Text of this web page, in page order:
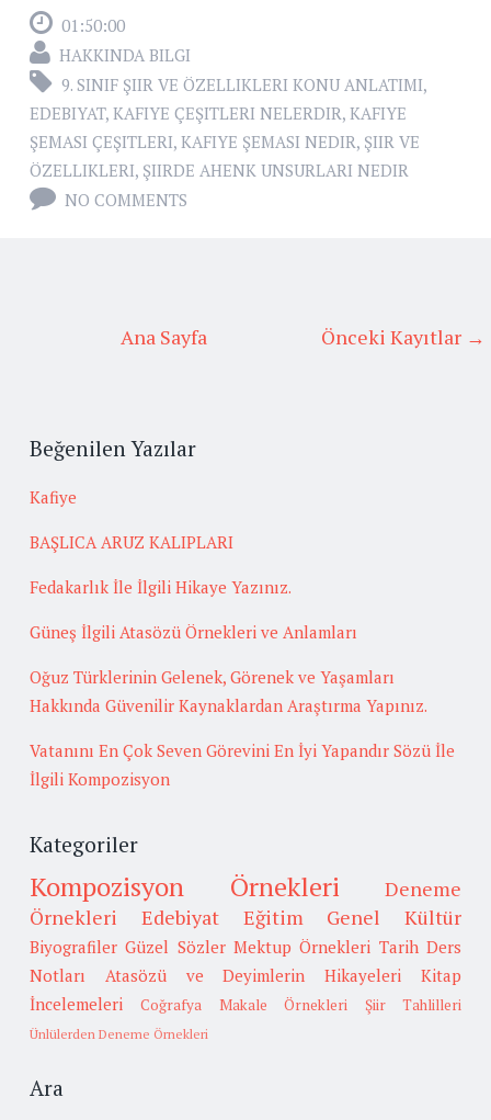
01:50:00
HAKKINDA BILGI
9. SINIF ŞIIR VE ÖZELLIKLERI KONU ANLATIMI,
EDEBIYAT, KAFIYE ÇEŞITLERI NELERDIR, KAFIYE
ŞEMASI ÇEŞITLERI, KAFIYE ŞEMASI NEDIR, ŞIIR VE
ÖZELLIKLERI, ŞIIRDE AHENK UNSURLARI NEDIR
NO COMMENTS
Önceki Kayıtlar →
Ana Sayfa
Beğenilen Yazılar
Kafiye
BAŞLICA ARUZ KALIPLARI
Fedakarlık İle İlgili Hikaye Yazınız.
Güneş İlgili Atasözü Örnekleri ve Anlamları
Oğuz Türklerinin Gelenek, Görenek ve Yaşamları
Hakkında Güvenilir Kaynaklardan Araştırma Yapınız.
Vatanını En Çok Seven Görevini En İyi Yapandır Sözü İle
İlgili Kompozisyon
Kategoriler
Kompozisyon Örnekleri
Deneme
Örnekleri
Edebiyat Eğitim Genel Kültür
Biyografiler Güzel Sözler Mektup Örnekleri Tarih Ders
Notları
Atasözü ve Deyimlerin Hikayeleri
Kitap
İncelemeleri
Coğrafya Makale Örnekleri Şiir Tahlilleri
Ünlülerden Deneme Örnekleri
Ara